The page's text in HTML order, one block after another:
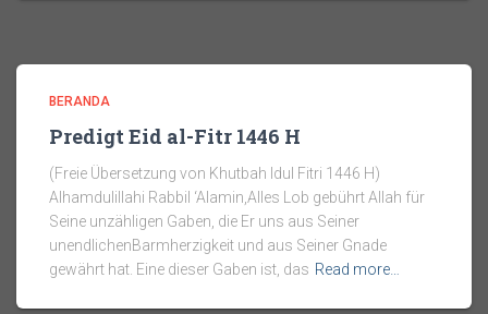
BERANDA
Predigt Eid al-Fitr 1446 H
(Freie Übersetzung von Khutbah Idul Fitri 1446 H)
Alhamdulillahi Rabbil ‘Alamin,Alles Lob gebührt Allah für
Seine unzähligen Gaben, die Er uns aus Seiner
unendlichenBarmherzigkeit und aus Seiner Gnade
gewährt hat. Eine dieser Gaben ist, das Read more…